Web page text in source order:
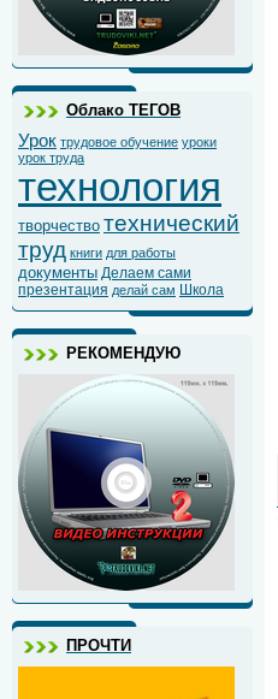
Облако ТЕГОВ
Урок трудовое обучение уроки
урок труда
технология
творчество технический
труд книги для работы
документы Делаем сами
презентация делай сам Школа
РЕКОМЕНДУЮ
ПРОЧТИ